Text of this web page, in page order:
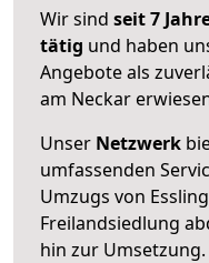
Wir sind seit 7
tätig und haben
Angebote als
am Neckar
Unser Netzwerk
umfassenden
Umzugs von
Freilandsiedlung
hin zur Umsetzung.